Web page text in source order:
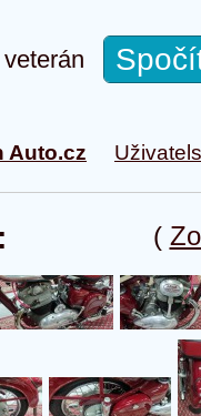
Auto.cz
(